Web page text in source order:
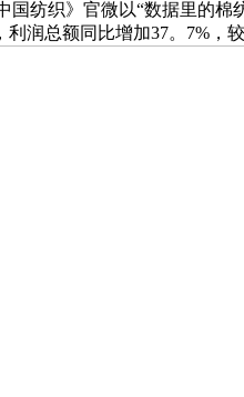
纺织》官微以“数据里的
润总额同比增加37。7%